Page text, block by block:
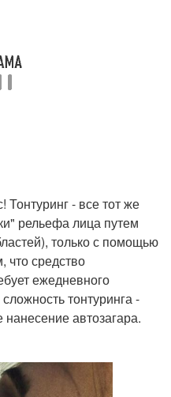
как сделать макияж глаз
Модный макияж
- все тот же
рельефа лица путем
только с помощью
что средство
ежедневного
тонтуринга -
автозагара.